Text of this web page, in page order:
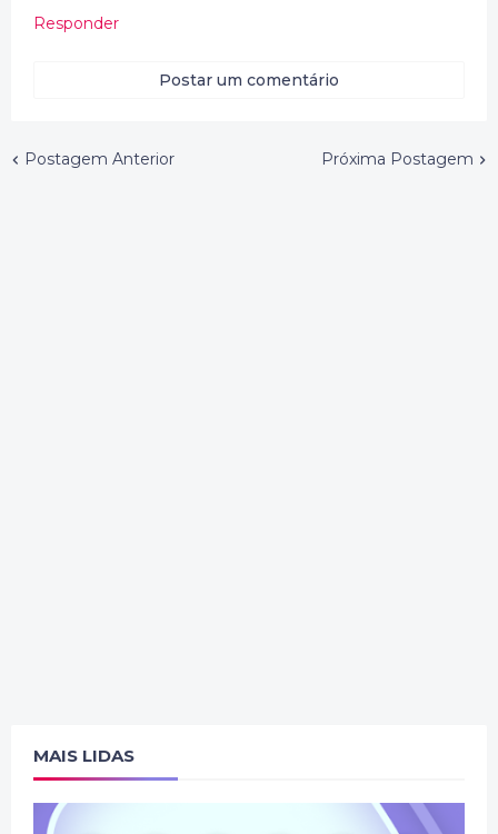
Responder
Postar um comentário
Postagem Anterior Próxima Postagem
MAIS LIDAS